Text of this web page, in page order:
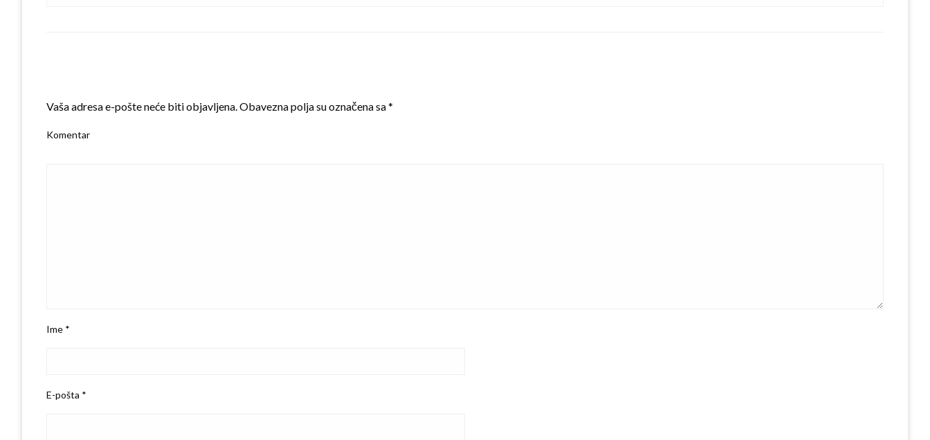
Vaša adresa e-pošte neće biti objavljena.Obavezna polja su označena sa*
Komentar
Ime *
E-pošta *